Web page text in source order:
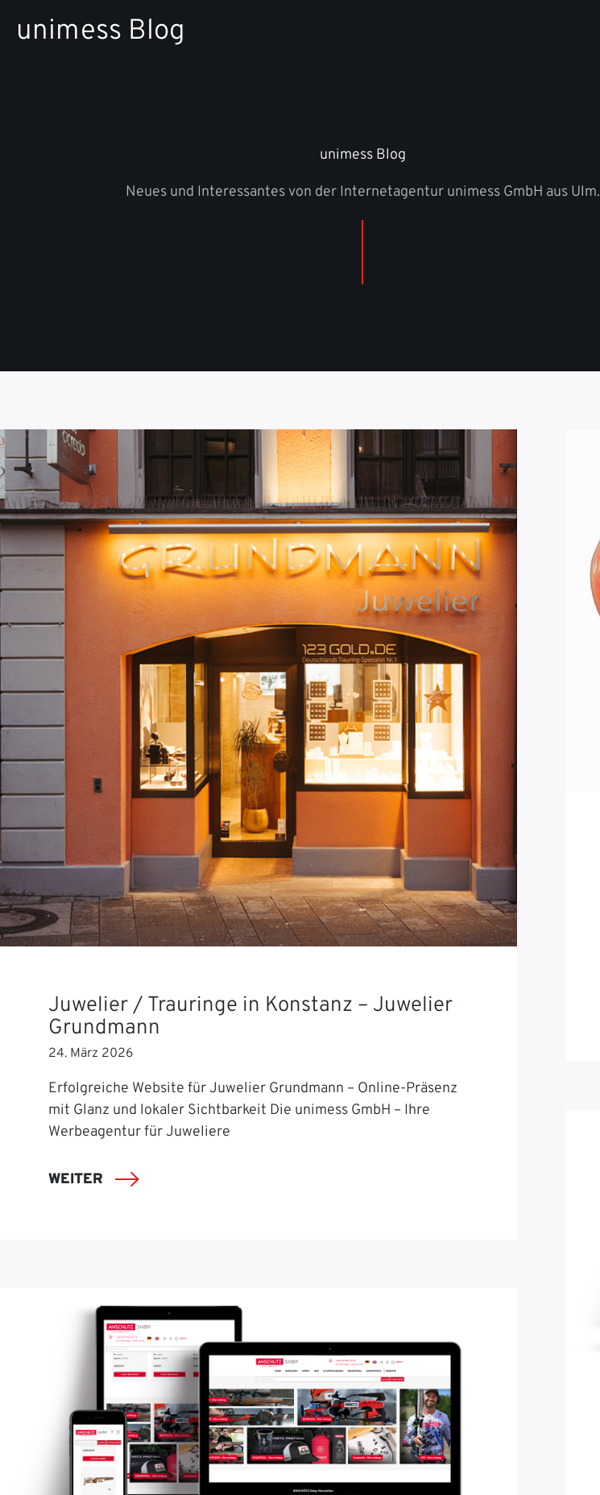
Inhaltunimess Blog
unimess Blog
Neues und Interessantes von der Internetagentur unimess GmbH aus Ulm.
Juwelier / Trauringe in Konstanz – Juwelier
Grundmann
24. März 2026
Erfolgreiche Website für Juwelier Grundmann – Online-Präsenz
mit Glanz und lokaler Sichtbarkeit Die unimess GmbH – Ihre
Werbeagentur für Juweliere
WEITER